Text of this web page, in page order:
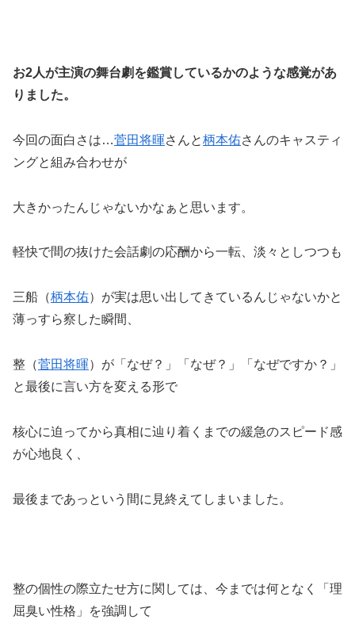
お2人が主演の舞台劇を鑑賞しているかのような感覚があ
りました。
今回の面白さは…菅田将暉さんと柄本佑さんのキャスティ
ングと組み合わせが
大きかったんじゃないかなぁと思います。
軽快で間の抜けた会話劇の応酬から一転、淡々としつつも
三船（柄本佑）が実は思い出してきているんじゃないかと
薄っすら察した瞬間、
整（菅田将暉）が「なぜ？」「なぜ？」「なぜですか？」
と最後に言い方を変える形で
核心に迫ってから真相に辿り着くまでの緩急のスピード感
が心地良く、
最後まであっという間に見終えてしまいました。
整の個性の際立たせ方に関しては、今までは何となく「理
屈臭い性格」を強調して